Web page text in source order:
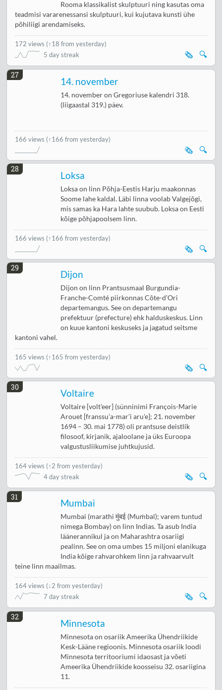
Rooma klassikalist skulptuuri ning kasutas oma
teadmisi vararenessansi skulptuuri, kui kujutava kunsti ühe
põhiliigi arendamiseks.
172 views (↑18 from yesterday)
5 day streak
🔍
🗞️
27
14. november
14. november on Gregoriuse kalendri 318.
(liigaastal 319.) päev.
166 views (↑166 from yesterday)
🔍
🗞️
28
Loksa
Loksa on linn Põhja-Eestis Harju maakonnas
Soome lahe kaldal. Läbi linna voolab Valgejõgi,
mis samas ka Hara lahte suubub. Loksa on Eesti
kõige põhjapoolsem linn.
166 views (↑166 from yesterday)
🔍
🗞️
29
Dijon
Dijon on linn Prantsusmaal Burgundia-
Franche-Comté piirkonnas Côte-d'Ori
departemangus. See on departemangu
prefektuur (prefecture) ehk halduskeskus. Linn
on kuue kantoni keskuseks ja jagatud seitsme
kantoni vahel.
165 views (↑165 from yesterday)
🔍
🗞️
30
Voltaire
Voltaire [volt'eer] (sünninimi François-Marie
Arouet [franssu'a-mar'i aru'e]; 21. november
1694 – 30. mai 1778) oli prantsuse deistlik
filosoof, kirjanik, ajaloolane ja üks Euroopa
valgustusliikumise juhtkujusid.
164 views (↑2 from yesterday)
4 day streak
🔍
🗞️
31
Mumbai
Mumbai (marathi मुंबई (Muṁbaī); varem tuntud
nimega Bombay) on linn Indias. Ta asub India
läänerannikul ja on Maharashtra osariigi
pealinn. See on oma umbes 15 miljoni elanikuga
India kõige rahvarohkem linn ja rahvaarvult
teine linn maailmas.
164 views (↓2 from yesterday)
7 day streak
🔍
🗞️
32
Minnesota
Minnesota on osariik Ameerika Ühendriikide
Kesk-Lääne regioonis. Minnesota osariik loodi
Minnesota territooriumi idaosast ja võeti
Ameerika Ühendriikide koosseisu 32. osariigina
11.